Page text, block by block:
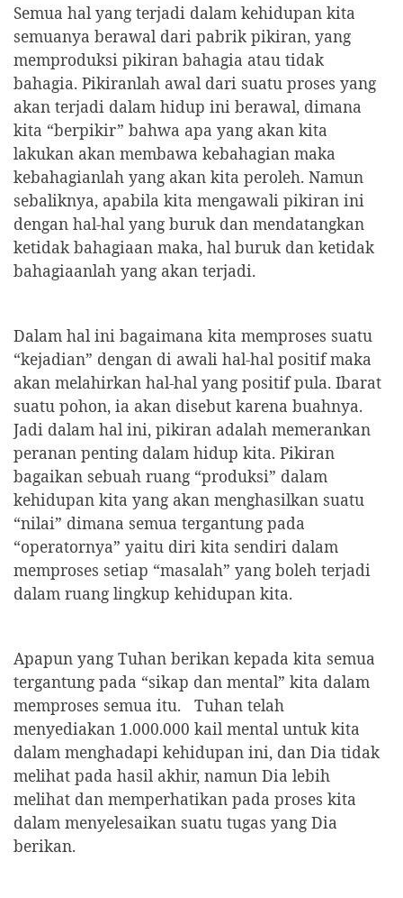
Semua hal yang terjadi dalam kehidupan kita
semuanya berawal dari pabrik pikiran, yang
memproduksi pikiran bahagia atau tidak
bahagia. Pikiranlah awal dari suatu proses yang
akan terjadi dalam hidup ini berawal, dimana
kita “berpikir” bahwa apa yang akan kita
lakukan akan membawa kebahagian maka
kebahagianlah yang akan kita peroleh. Namun
sebaliknya, apabila kita mengawali pikiran ini
dengan hal-hal yang buruk dan mendatangkan
ketidak bahagiaan maka, hal buruk dan ketidak
bahagiaanlah yang akan terjadi.
Dalam hal ini bagaimana kita memproses suatu
“kejadian” dengan di awali hal-hal positif maka
akan melahirkan hal-hal yang positif pula. Ibarat
suatu pohon, ia akan disebut karena buahnya.
Jadi dalam hal ini, pikiran adalah memerankan
peranan penting dalam hidup kita. Pikiran
bagaikan sebuah ruang “produksi” dalam
kehidupan kita yang akan menghasilkan suatu
“nilai” dimana semua tergantung pada
“operatornya” yaitu diri kita sendiri dalam
memproses setiap “masalah” yang boleh terjadi
dalam ruang lingkup kehidupan kita.
Apapun yang Tuhan berikan kepada kita semua
tergantung pada “sikap dan mental” kita dalam
memproses semua itu.
Tuhan telah
menyediakan 1.000.000 kail mental untuk kita
dalam menghadapi kehidupan ini, dan Dia tidak
melihat pada hasil akhir, namun Dia lebih
melihat dan memperhatikan pada proses kita
dalam menyelesaikan suatu tugas yang Dia
berikan.